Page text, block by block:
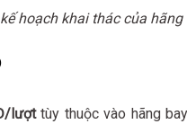
hoạch khai thác của hãng
lượttùy thuộc vào hãng